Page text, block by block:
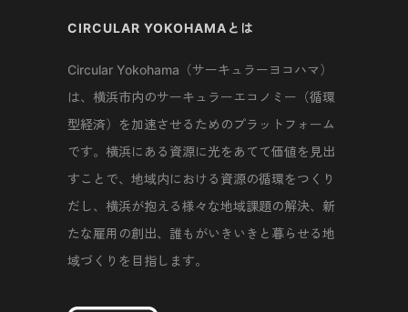
CIRCULAR YOKOHAMAとは
Circular Yokohama（サーキュラーヨコハマ）
は、横浜市内のサーキュラーエコノミー（循環
型経済）を加速させるためのプラットフォーム
です。横浜にある資源に光をあてて価値を見出
すことで、地域内における資源の循環をつくり
だし、横浜が抱える様々な地域課題の解決、新
たな雇用の創出、誰もがいきいきと暮らせる地
域づくりを目指します。